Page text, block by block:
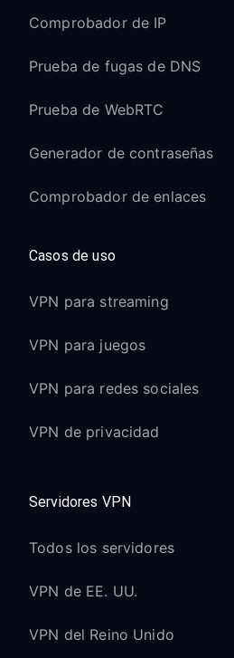
Comprobador de IP
Prueba de fugas de DNS
Prueba de WebRTC
Generador de contraseñas
Comprobador de enlaces
Casos de uso
VPN para streaming
VPN para juegos
VPN para redes sociales
VPN de privacidad
Servidores VPN
Todos los servidores
VPN de EE. UU.
VPN del Reino Unido